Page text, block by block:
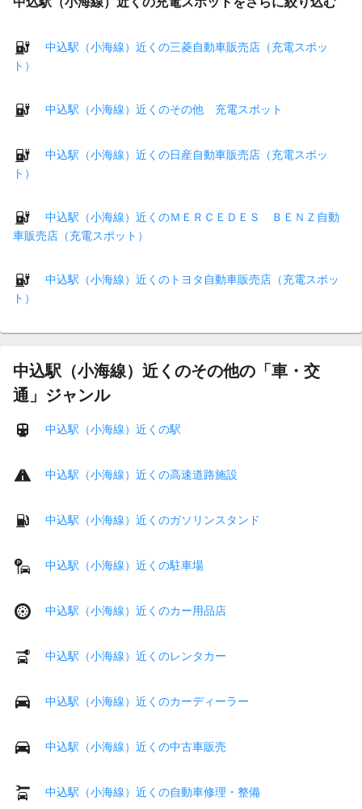
中込駅（小海線）近くの三菱自動車販売店（充電スポッ
ト）
中込駅（小海線）近くのその他 充電スポット
中込駅（小海線）近くの日産自動車販売店（充電スポッ
ト）
中込駅（小海線）近くのＭＥＲＣＥＤＥＳ ＢＥＮＺ自動
車販売店（充電スポット）
中込駅（小海線）近くのトヨタ自動車販売店（充電スポッ
ト）
中込駅（小海線）近くのその他の「車・交
通」ジャンル
中込駅（小海線）近くの駅
中込駅（小海線）近くの高速道路施設
中込駅（小海線）近くのガソリンスタンド
中込駅（小海線）近くの駐車場
中込駅（小海線）近くのカー用品店
中込駅（小海線）近くのレンタカー
中込駅（小海線）近くのカーディーラー
中込駅（小海線）近くの中古車販売
中込駅（小海線）近くの自動車修理・整備